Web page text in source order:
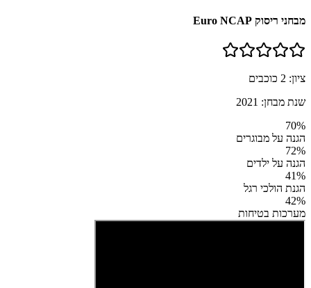
מבחני ריסוק Euro NCAP
ציון: 2 כוכבים
שנת מבחן: 2021
70%
הגנה על מבוגרים
72%
הגנה על ילדים
41%
הגנת הולכי רגל
42%
מערכות בטיחות